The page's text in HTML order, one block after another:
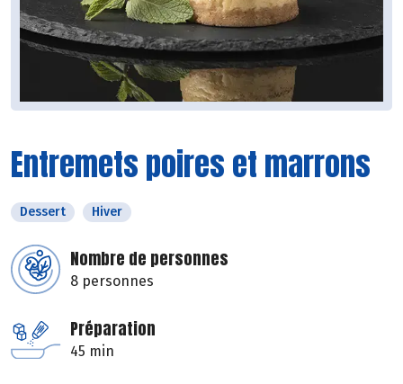
Entremets poires et marrons
Dessert Hiver
Nombre de personnes
8 personnes
Préparation
45 min